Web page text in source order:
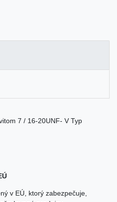
7 / 16-20UNF- V Typ
v EÚ, ktorý zabezpečuje,